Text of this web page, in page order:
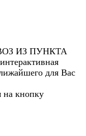
ИЗ ПУНКТА
для Вас
на кнопку